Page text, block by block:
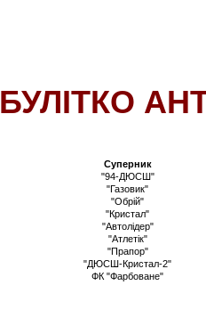
БУЛІТКО
Суперник
"94-ДЮСШ"
"Газовик"
"Обрій"
"Кристал"
"Автолідер"
"Атлетік"
"Прапор"
"ДЮСШ-Кристал-2"
ФК "Фарбоване"